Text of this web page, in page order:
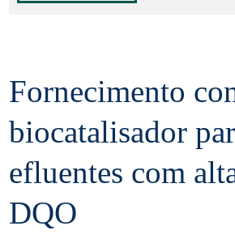
Fornecimento
biocatalisador
efluentes com
DQO